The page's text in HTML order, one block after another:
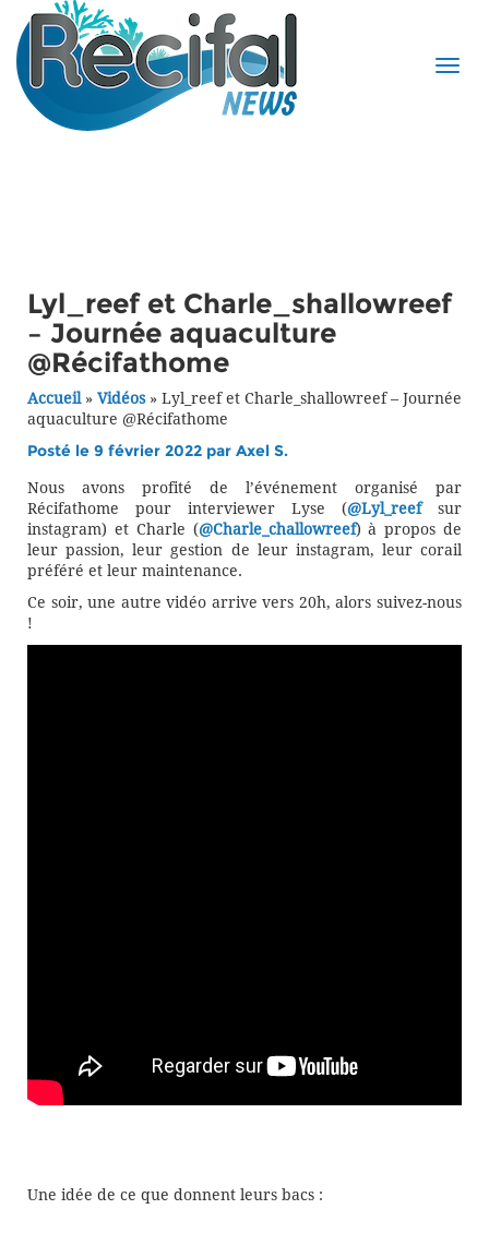
Lyl_reef et Charle_shallowreef
– Journée aquaculture
@Récifathome
Accueil» Vidéos» Lyl_reef et Charle_shallowreef – Journée
aquaculture @Récifathome
Posté le 9 février 2022 par Axel S.
Nous avons profité de l’événement organisé par
Récifathome pour interviewer Lyse (@Lyl_reefsur
instagram) et Charle (@Charle_challowreef) à propos de
leur passion, leur gestion de leur instagram, leur corail
préféré et leur maintenance.
Ce soir, une autre vidéo arrive vers 20h, alors suivez-nous
!
Une idée de ce que donnent leurs bacs :